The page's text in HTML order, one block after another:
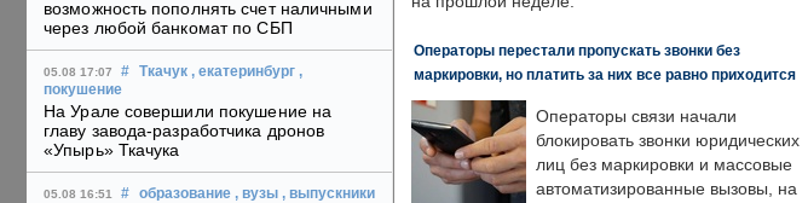
возможность пополнять счет наличными
через любой банкомат по СБП
05.08 17:07 # Ткачук , екатеринбург ,
покушение
На Урале совершили покушение на
главу завода-разработчика дронов
«Упырь» Ткачука
05.08 16:51 # образование , вузы , выпускники
Операторы перестали пропускать звонки без
маркировки, но платить за них все равно приходится
Операторы связи начали
блокировать звонки юридических
лиц без маркировки и массовые
автоматизированные вызовы, на